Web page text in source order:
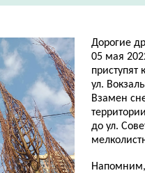
Дорогие
05 мая
приступят
ул.
Взамен
до ул.
Напомним,